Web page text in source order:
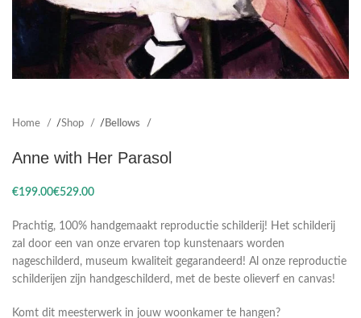
Home Shop Bellows
Anne with Her Parasol
€ €
Prachtig, 100% handgemaakt reproductie schilderij! Het schilderij
zal door een van onze ervaren top kunstenaars worden
nageschilderd, museum kwaliteit gegarandeerd! Al onze reproductie
schilderijen zijn handgeschilderd, met de beste olieverf en canvas!
Komt dit meesterwerk in jouw woonkamer te hangen?